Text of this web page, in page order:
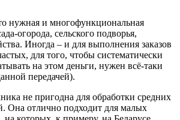
нужная и многофункциональная
огорода, сельского подворья,
Иногда – и для выполнения заказов
для того, чтобы систематически
на этом деньги, нужен всё-таки
передачей).
не пригодна для обработки средних
Она отлично подходит для малых